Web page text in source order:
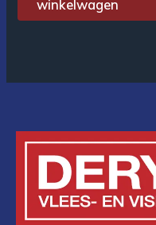
winkelwagen